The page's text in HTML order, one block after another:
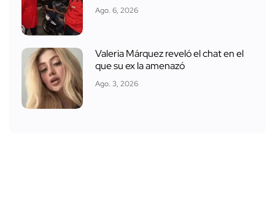
Ago. 6, 2026
Valeria Márquez reveló el chat en el
que su ex la amenazó
Ago. 3, 2026